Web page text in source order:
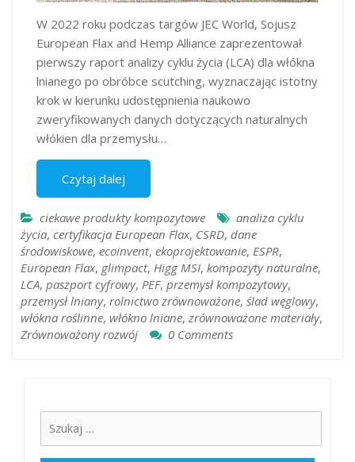
W 2022 roku podczas targów JEC World, Sojusz
European Flax and Hemp Alliance zaprezentował
pierwszy raport analizy cyklu życia (LCA) dla włókna
lnianego po obróbce scutching, wyznaczając istotny
krok w kierunku udostępnienia naukowo
zweryfikowanych danych dotyczących naturalnych
włókien dla przemysłu…
Czytaj dalej
ciekawe produkty kompozytowe
analiza cyklu
życia, certyfikacja European Flax, CSRD, dane
środowiskowe, ecoinvent, ekoprojektowanie, ESPR,
European Flax, glimpact, Higg MSI, kompozyty naturalne,
LCA, paszport cyfrowy, PEF, przemysł kompozytowy,
przemysł lniany, rolnictwo zrównoważone, ślad węglowy,
włókna roślinne, włókno lniane, zrównoważone materiały,
Zrównoważony rozwój
0 Comments